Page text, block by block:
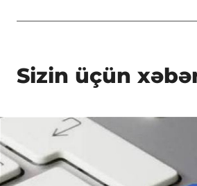
Sizin üçün